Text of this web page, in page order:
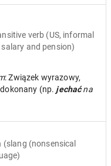
verb (US, informal
salary and pension)
: Związek wyrazowy,
(np. jechaćna
(slang (nonsensical